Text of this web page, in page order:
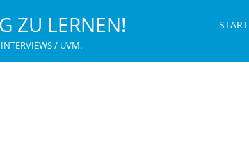
ZU LERNEN!
/ UVM.
START